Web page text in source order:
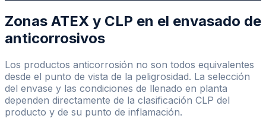
Zonas ATEX y CLP en el envasado de
anticorrosivos
Los productos anticorrosión no son todos equivalentes
desde el punto de vista de la peligrosidad. La selección
del envase y las condiciones de llenado en planta
dependen directamente de la clasificación CLP del
producto y de su punto de inflamación.